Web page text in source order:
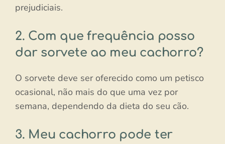
prejudiciais.
2. Com que frequência posso
dar sorvete ao meu cachorro?
O sorvete deve ser oferecido como um petisco
ocasional, não mais do que uma vez por
semana, dependendo da dieta do seu cão.
3. Meu cachorro pode ter